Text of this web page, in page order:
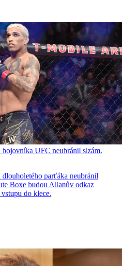
UFC neubránil slzám.
parťáka neubránil
Boxe budou Allanův odkaz
do klece.